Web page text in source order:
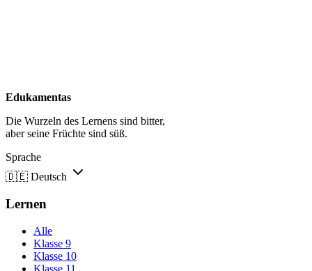
Edukamentas
Die Wurzeln des Lernens sind bitter,
aber seine Früchte sind süß.
Sprache
🇩🇪 Deutsch
Lernen
Alle
Klasse 9
Klasse 10
Klasse 11